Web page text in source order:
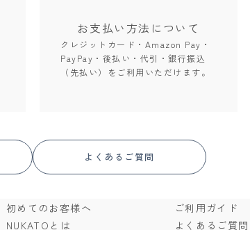
お支払い方法 について
クレジットカード・Amazon Pay・
PayPay・後払い・代引・銀行振込
（先払い）をご利用いただけます。
よくあるご質問
初めてのお客様へ
NUKATOとは
ご利用ガイド
よくあるご質問